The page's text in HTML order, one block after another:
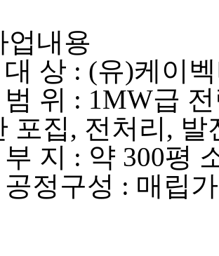
업내용
상 : (유)케이
위 : 1MW급
포집, 전처리, 발
지 : 약 300평
정구성 : 매립